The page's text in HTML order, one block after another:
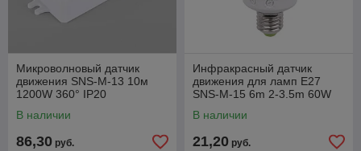
Микроволновый датчик
движения SNS-M-13 10м
1200W 360° IP20
В наличии
86,30 руб.
Инфракрасный датчик
движения для ламп E27
SNS-M-15 6m 2-3.5m 60W
В наличии
21,20 руб.